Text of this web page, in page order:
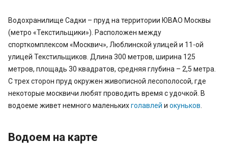
Водохранилище Садки – пруд на территории ЮВАО Москвы
(метро «Текстильщики»). Расположен между
спорткомплексом «Москвич», Люблинской улицей и 11-ой
улицей Текстильщиков. Длина 300 метров, ширина 125
метров, площадь 30 квадратов, средняя глубина – 2,5 метра.
С трех сторон пруд окружен живописной лесополосой, где
некоторые москвичи любят проводить время с удочкой. В
водоеме живет немного маленькихголавлей и окуньков
Водоем на карте